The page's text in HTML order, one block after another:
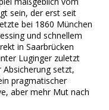
sein, der erst seit
bei 1860 München
und schnellem
in Saarbrücken
Luginger zuletzt
setzt,
pragmatischer
aber mehr Mut nach